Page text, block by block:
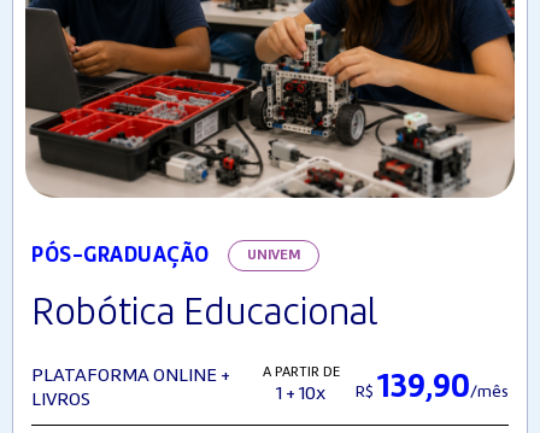
PÓS-GRADUAÇÃO UNIVEM
Robótica Educacional
PLATAFORMA ONLINE +
LIVROS
A PARTIR DE
1 + 10x R$ 139,90/mês